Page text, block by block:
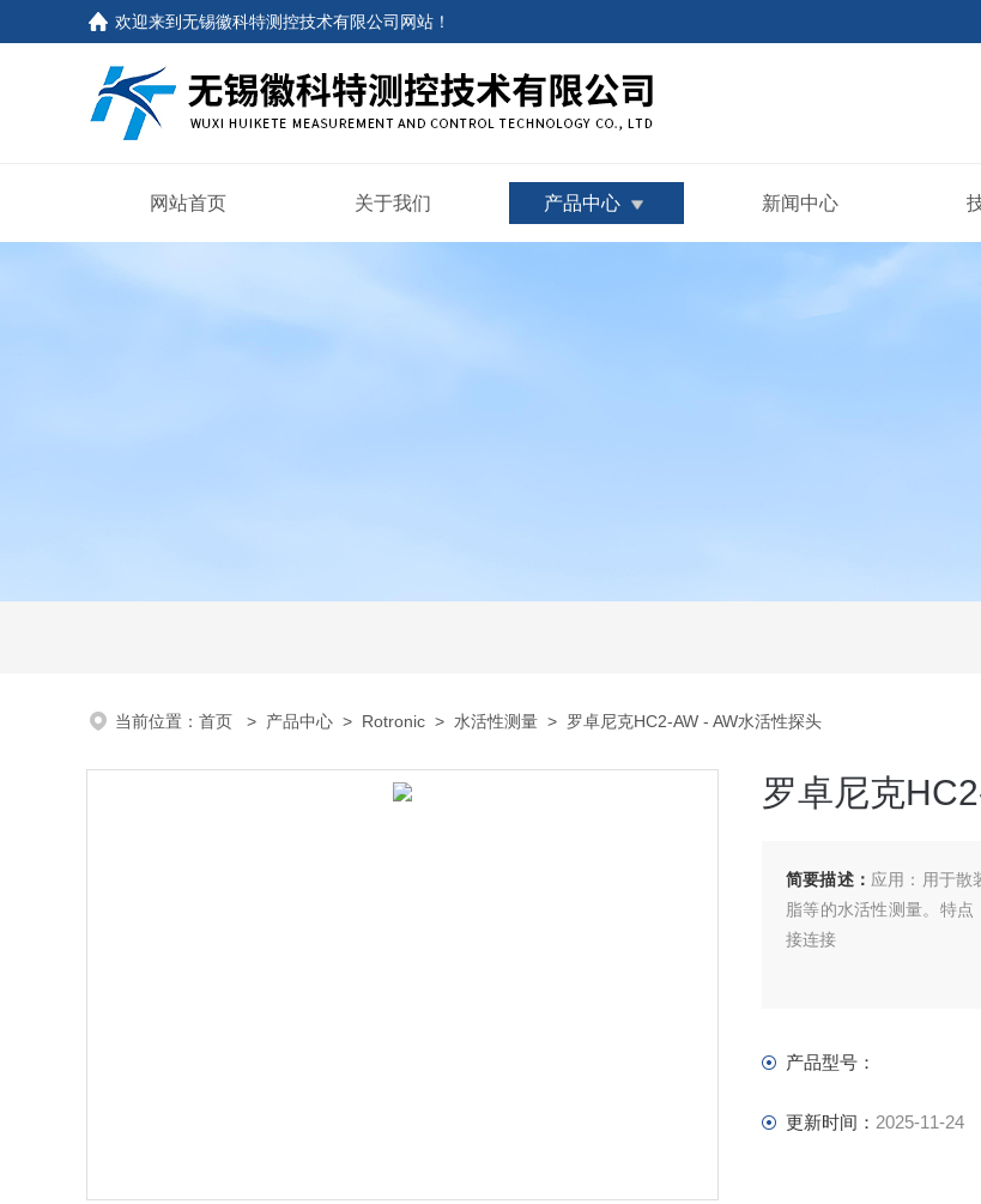
欢迎来到无锡徽科特测控技术有限公司网站 ！
网站首页 关于我们 产品中心 新闻中心
当前位置： 首页 > 产品中心 > Rotronic > 水活性测量 > 罗卓尼克HC2-AW - AW水活性探头
罗卓尼克
简要描述： 应用：用于散
脂等的水活性测量。特
接连接
产品型号：
更新时间： 2025-11-24